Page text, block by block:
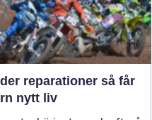
reparationer så får
nytt liv